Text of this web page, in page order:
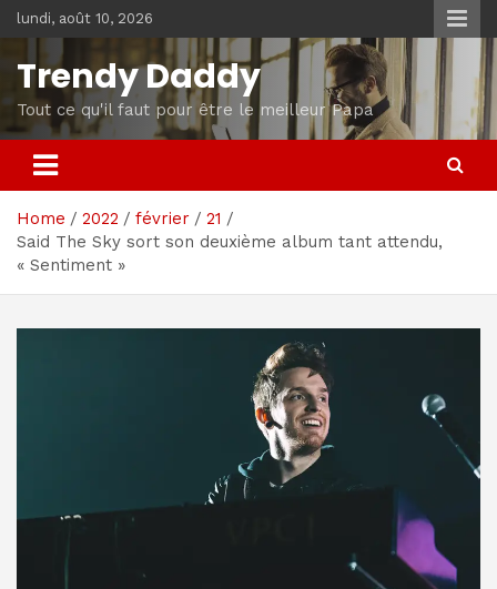
Skip
to
content
lundi, août 10, 2026
Trendy Daddy
Tout ce qu'il faut pour être le meilleur Papa
Home 2022 février
21
Said The Sky sort son deuxième album tant attendu,
« Sentiment »